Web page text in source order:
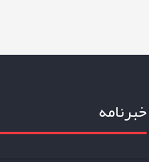
خبرنامه